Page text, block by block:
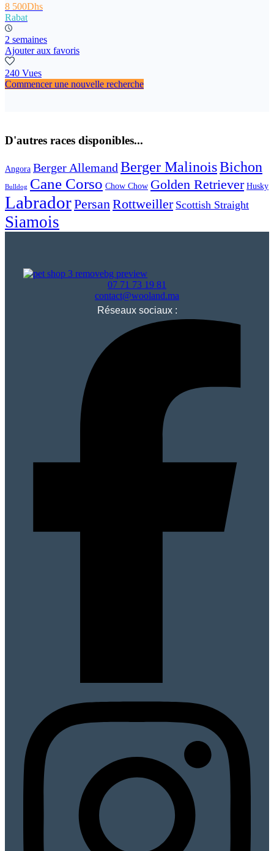
8 500Dhs
Rabat
2 semaines
Ajouter aux favoris
240 Vues
Commencer une nouvelle recherche
D'autres races disponibles...
Angora Berger Allemand Berger MalinoisBichon
Bulldog Cane Corso Chow Chow Golden Retriever Husky
LabradorPersanRottweiller Scottish Straight
Siamois
07 71 73 19 81
contact@wooland.ma
Réseaux sociaux :